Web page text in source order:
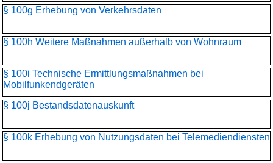
§ 100g Erhebung von Verkehrsdaten
§ 100h Weitere Maßnahmen außerhalb von Wohnraum
§ 100i Technische Ermittlungsmaßnahmen bei
Mobilfunkendgeräten
§ 100j Bestandsdatenauskunft
§ 100k Erhebung von Nutzungsdaten bei Telemediendiensten